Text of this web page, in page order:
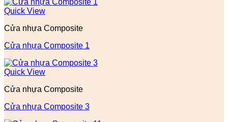
Quick View
Cửa nhựa Composite
Cửa nhựa Composite 1
Quick View
Cửa nhựa Composite
Cửa nhựa Composite 3